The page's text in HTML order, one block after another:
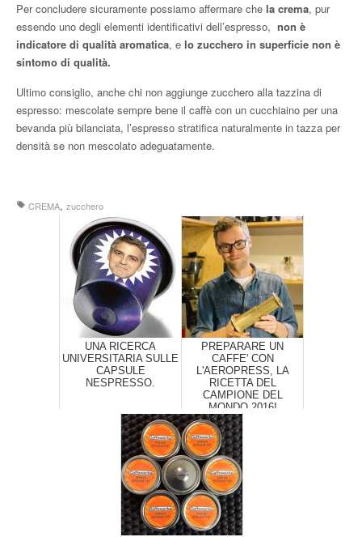
Per concludere sicuramente possiamo affermare che la crema, pur
essendo uno degli elementi identificativi dell’espresso, non è
indicatore di qualità aromatica, e lo zucchero in superficie non è
sintomo di qualità.
Ultimo consiglio, anche chi non aggiunge zucchero alla tazzina di
espresso: mescolate sempre bene il caffè con un cucchiaino per una
bevanda più bilanciata, l’espresso stratifica naturalmente in tazza per
densità se non mescolato adeguatamente.
CREMA, zucchero
UNA RICERCA
UNIVERSITARIA SULLE
CAPSULE
NESPRESSO.
PREPARARE UN
CAFFE' CON
L'AEROPRESS, LA
RICETTA DEL
CAMPIONE DEL
MONDO 2016!